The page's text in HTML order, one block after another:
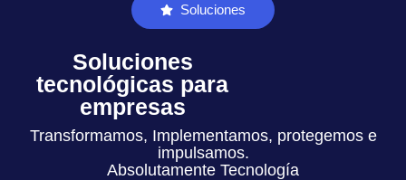
Soluciones
Soluciones
tecnológicas para
empresas
Transformamos, Implementamos, protegemos e
impulsamos.
Absolutamente Tecnología